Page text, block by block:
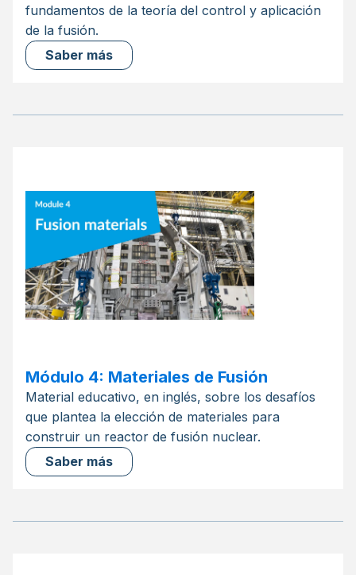
fundamentos de la teoría del control y aplicación
de la fusión.
Saber más
Módulo 4: Materiales de Fusión
Material educativo, en inglés, sobre los desafíos
que plantea la elección de materiales para
construir un reactor de fusión nuclear.
Saber más